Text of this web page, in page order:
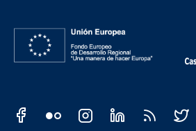
Redes sociales JCCM